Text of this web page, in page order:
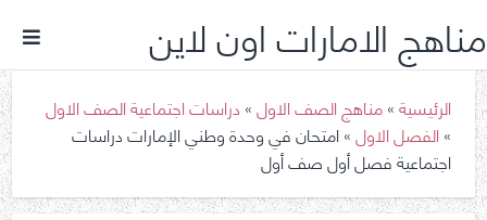
مناهج الامارات اون لاين
الرئيسية»مناهج الصف الاول»دراسات اجتماعية الصف الاول
»الفصل الاول»امتحان في وحدة وطني الإمارات دراسات
اجتماعية فصل أول صف أول